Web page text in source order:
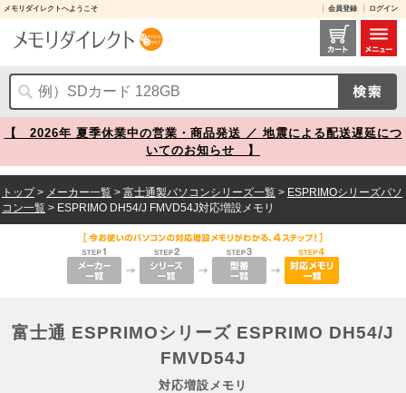
メモリダイレクトへようこそ 会員登録 ログイン
富士通 ESPRIMOシリーズ ESPRIMO DH54/J FMVD54J 対応増設メモリ メモリダイレクト
【 2026年 夏季休業中の営業・商品発送 ／ 地震による配送遅延につ
いてのお知らせ 】
トップ> メーカー一覧 > 富士通製パソコンシリーズ一覧 > ESPRIMOシリーズパソ
コン一覧 > ESPRIMO DH54/J FMVD54J対応増設メモリ
富士通 ESPRIMOシリーズ ESPRIMO DH54/J
FMVD54J
対応増設メモリ